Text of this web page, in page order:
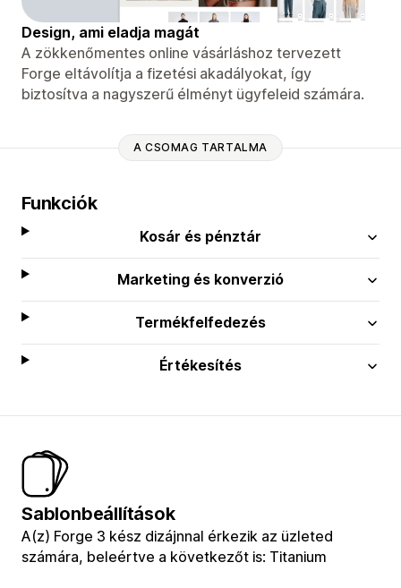
Design, ami eladja magát
A zökkenőmentes online vásárláshoz tervezett
Forge eltávolítja a fizetési akadályokat, így
biztosítva a nagyszerű élményt ügyfeleid számára.
A CSOMAG TARTALMA
Funkciók
Kosár és pénztár
Marketing és konverzió
Termékfelfedezés
Értékesítés
Sablonbeállítások
A(z) Forge 3 kész dizájnnal érkezik az üzleted
számára, beleértve a következőt is: Titanium